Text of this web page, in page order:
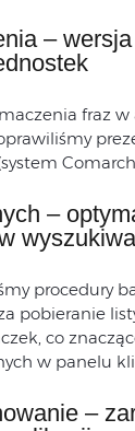
–
fraz
–
procedury
pobieranie
co
w panelu
–